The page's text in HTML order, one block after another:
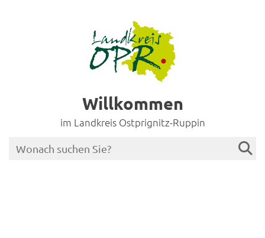
Willkommen
im Landkreis Ostprignitz-Ruppin